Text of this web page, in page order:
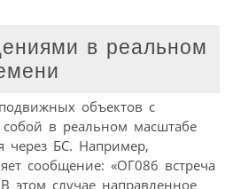
в реальном
объектов с
в реальном масштабе
через БС. Например,
сообщение: «ОГ086 встреча
этом случае направленное